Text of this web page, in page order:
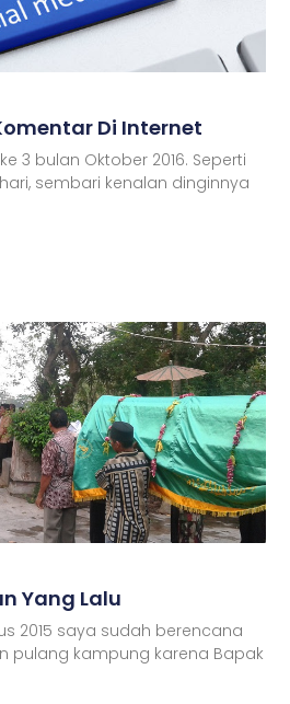
Di Internet
3 bulan Oktober 2016. Seperti
sembari kenalan dinginnya
Yang Lalu
2015 saya sudah berencana
pulang kampung karena Bapak